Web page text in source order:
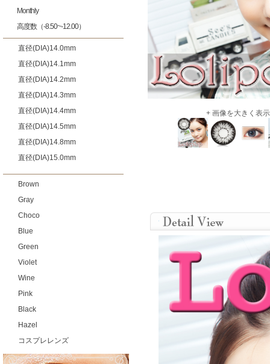
Monthly
高度数（-8.50~-12.00）
直径(DIA)14.0mm
直径(DIA)14.1mm
直径(DIA)14.2mm
直径(DIA)14.3mm
直径(DIA)14.4mm
直径(DIA)14.5mm
直径(DIA)14.8mm
直径(DIA)15.0mm
Brown
Gray
Choco
Blue
Green
Violet
Wine
Pink
Black
Hazel
コスプレレンズ
+ 画像を大きく表示